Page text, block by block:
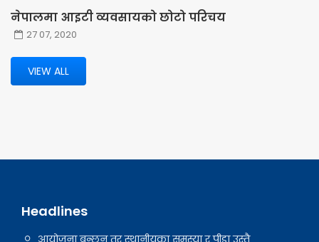
नेपालमा आइटी व्यवसायको छोटो परिचय
27 07, 2020
VIEW ALL
Headlines
आयोजना बन्छन् तर स्थानीयका समस्या र पीडा उस्तै